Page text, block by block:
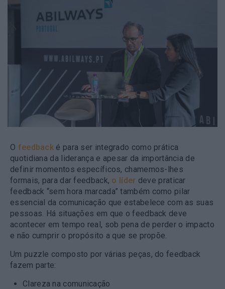
O feedback é para ser integrado como prática
quotidiana da liderança e apesar da importância de
definir momentos específicos, chamemos-lhes
formais, para dar feedback, o líder deve praticar
feedback “sem hora marcada” também como pilar
essencial da comunicação que estabelece com as suas
pessoas. Há situações em que o feedback deve
acontecer em tempo real, sob pena de perder o impacto
e não cumprir o propósito a que se propõe.
Um puzzle composto por várias peças, do feedback
fazem parte:
Clareza na comunicação